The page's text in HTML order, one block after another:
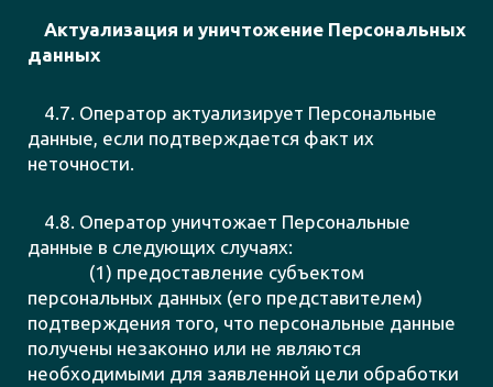
Актуализация и уничтожение Персональных
данных
4.7. Оператор актуализирует Персональные
данные, если подтверждается факт их
неточности.
4.8. Оператор уничтожает Персональные
данные в следующих случаях:
(1) предоставление субъектом
персональных данных (его представителем)
подтверждения того, что персональные данные
получены незаконно или не являются
необходимыми для заявленной цели обработки